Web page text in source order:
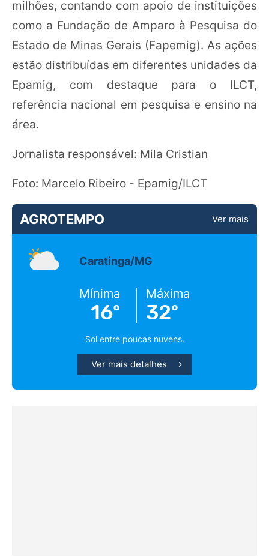
milhões, contando com apoio de instituições
como a Fundação de Amparo à Pesquisa do
Estado de Minas Gerais (Fapemig). As ações
estão distribuídas em diferentes unidades da
Epamig, com destaque para o ILCT,
referência nacional em pesquisa e ensino na
área.
Jornalista responsável: Mila Cristian
Foto: Marcelo Ribeiro - Epamig/ILCT
AGROTEMPO Ver mais
Caratinga/MG
Mínima
16º
Máxima
32º
Sol entre poucas nuvens.
Ver mais detalhes